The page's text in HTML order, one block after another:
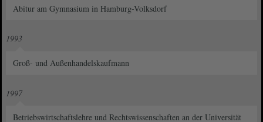
Abitur am Gymnasium in Hamburg-Volksdorf
1993
Groß- und Außenhandelskaufmann
1997
Betriebswirtschaftslehre und Rechtswissenschaften an der Universität